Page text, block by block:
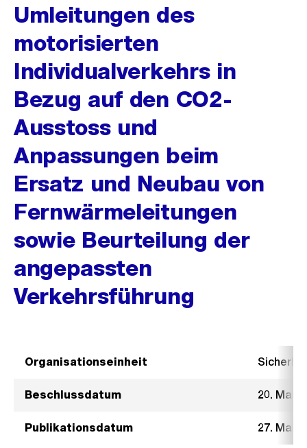
Umleitungen des
motorisierten
Individualverkehrs in
Bezug auf den CO2-
Ausstoss und
Anpassungen beim
Ersatz und Neubau von
Fernwärmeleitungen
sowie Beurteilung der
angepassten
Verkehrsführung
Organisationseinheit
Beschlussdatum 20. Mai
Publikationsdatum 27. Mai